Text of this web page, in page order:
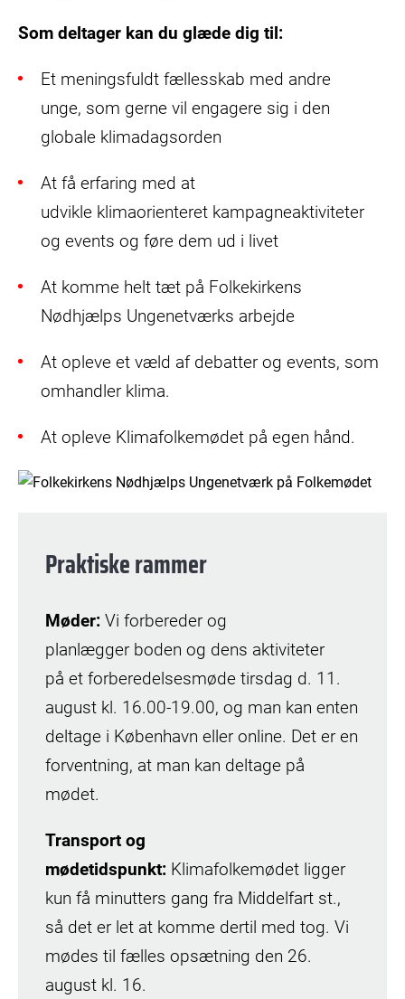
Som deltager kan du glæde dig til:
Et meningsfuldt fællesskab med andre
unge, som gerne vil engagere sig i den
globale klimadagsorden
At få erfaring med at
udvikle klimaorienteret kampagneaktiviteter
og events og føre dem ud i livet
At komme helt tæt på Folkekirkens
Nødhjælps Ungenetværks arbejde
At opleve et væld af debatter og events, som
omhandler klima.
At opleve Klimafolkemødet på egen hånd.
Praktiske rammer
Møder: Vi forbereder og
planlægger boden og dens aktiviteter
på et forberedelsesmøde tirsdag d. 11.
august kl. 16.00-19.00, og man kan enten
deltage i København eller online. Det er en
forventning, at man kan deltage på
mødet.
Transport og
mødetidspunkt: Klimafolkemødet ligger
kun få minutters gang fra Middelfart st.,
så det er let at komme dertil med tog. Vi
mødes til fælles opsætning den 26.
august kl. 16.